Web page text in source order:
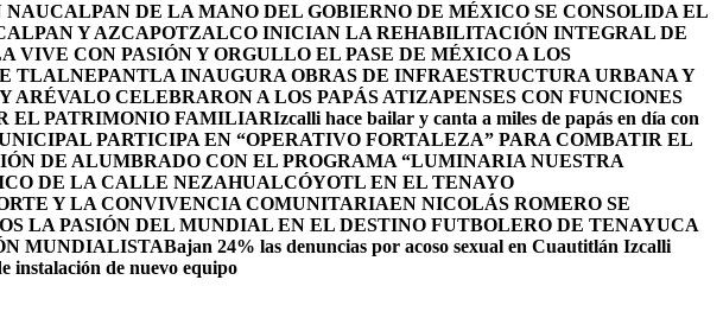
NAUCALPAN DE LA MANO DEL GOBIERNO DE MÉXICO SE CONSOLIDA EL
Y AZCAPOTZALCO INICIAN LA REHABILITACIÓN INTEGRAL DE
VIVE CON PASIÓN Y ORGULLO EL PASE DE MÉXICO A LOS
TLALNEPANTLA INAUGURA OBRAS DE INFRAESTRUCTURA URBANA Y
ARÉVALO CELEBRARON A LOS PAPÁS ATIZAPENSES CON FUNCIONES
EL PATRIMONIO FAMILIARIzcalli hace bailar y canta a miles de papás en día con
PARTICIPA EN “OPERATIVO FORTALEZA” PARA COMBATIR EL
DE ALUMBRADO CON EL PROGRAMA “LUMINARIA NUESTRA
DE LA CALLE NEZAHUALCÓYOTL EN EL TENAYO
Y LA CONVIVENCIA COMUNITARIAEN NICOLÁS ROMERO SE
LA PASIÓN DEL MUNDIAL EN EL DESTINO FUTBOLERO DE TENAYUCA
MUNDIALISTABajan 24% las denuncias por acoso sexual en Cuautitlán Izcalli
instalación de nuevo equipo